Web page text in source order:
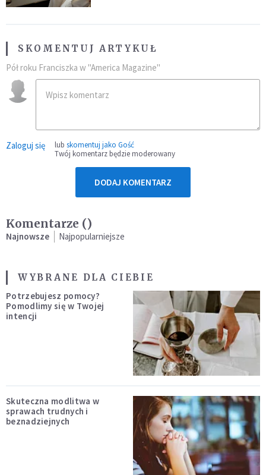
SKOMENTUJ ARTYKUŁ
Pół roku Franciszka w "America Magazine"
Zaloguj się lub skomentuj jako Gość
Twój komentarz będzie moderowany
DODAJ KOMENTARZ
Komentarze ()
Najnowsze Najpopularniejsze
WYBRANE DLA CIEBIE
Potrzebujesz pomocy?
Pomodlimy się w Twojej
intencji
Skuteczna modlitwa w
sprawach trudnych i
beznadziejnych